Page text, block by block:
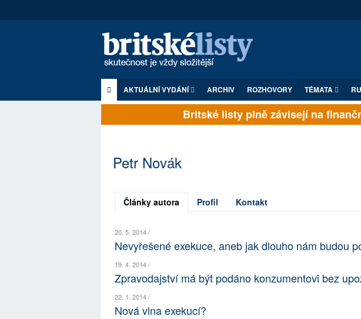
AKTUÁLNÍ VYDÁNÍ ARCHIV ROZHOVORY TÉMATA
Britské listy plně závisejí na
Petr Novák
Články autora Profil Kontakt
20. 5. 2014 /
Nevyřešené exekuce, aneb jak dlouho nám budou
19. 4. 2014 /
Zpravodajství má být podáno konzumentovi bez
22. 1. 2014 /
Nová vlna exekucí?